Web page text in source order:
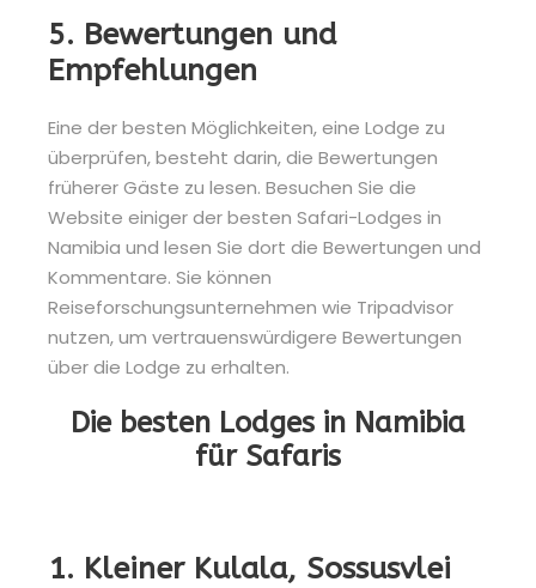
5. Bewertungen und
Empfehlungen
Eine der besten Möglichkeiten, eine Lodge zu
überprüfen, besteht darin, die Bewertungen
früherer Gäste zu lesen. Besuchen Sie die
Website einiger der besten Safari-Lodges in
Namibia und lesen Sie dort die Bewertungen und
Kommentare. Sie können
Reiseforschungsunternehmen wie Tripadvisor
nutzen, um vertrauenswürdigere Bewertungen
über die Lodge zu erhalten.
Die besten Lodges in Namibia
für Safaris
1. Kleiner Kulala, Sossusvlei